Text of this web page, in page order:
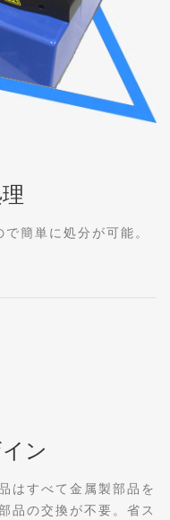
簡単に処分が可能。
ン
はすべて金属製部品を
品の交換が不要。省ス